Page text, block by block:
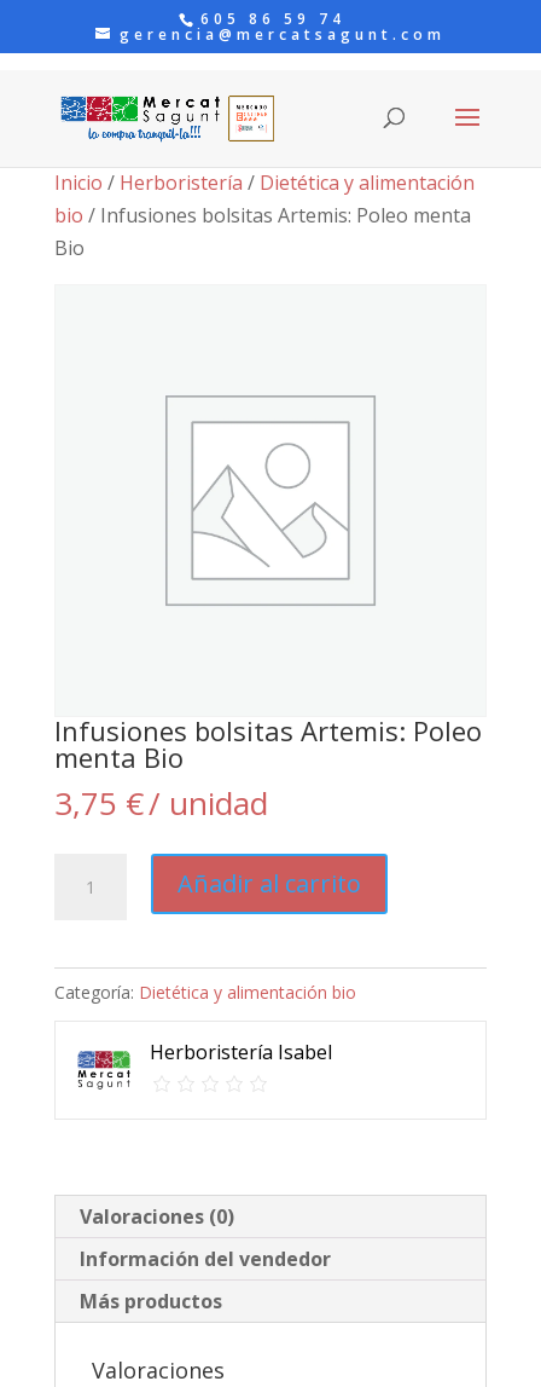
605 86 59 74
gerencia@mercatsagunt.com
Inicio / Herboristería / Dietética y alimentación
bio / Infusiones bolsitas Artemis: Poleo menta
Bio
Infusiones bolsitas Artemis: Poleo
menta Bio
3,75 €/ unidad
bolsitas
Poleo
menta
cantidad
Añadir al carrito
Categoría: Dietética y alimentación bio
Herboristería Isabel
Valoraciones (0)
Información del vendedor
Más productos
Valoraciones